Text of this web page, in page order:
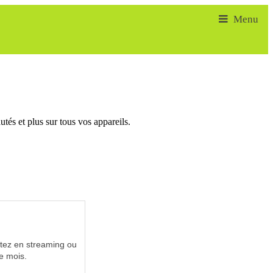
et plus sur tous vos appareils.
en streaming ou
mois.